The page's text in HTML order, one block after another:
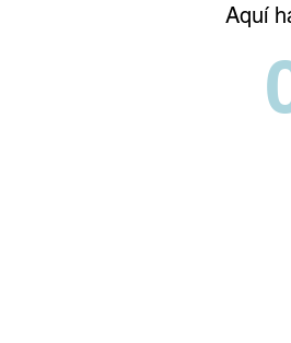
Aquí